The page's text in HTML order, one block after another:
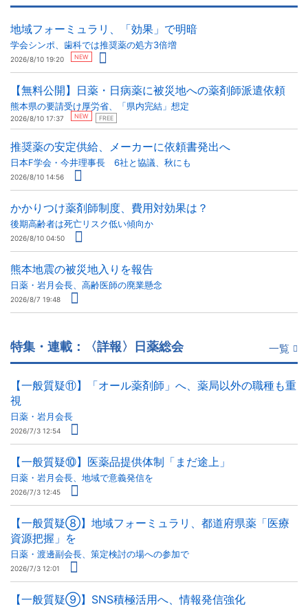
地域フォーミュラリ、「効果」で明暗
学会シンポ、歯科では推奨薬の処方3倍増
2026/8/10 19:20 NEW
【無料公開】日薬・日病薬に被災地への薬剤師派遣依頼
熊本県の要請受け厚労省、「県内完結」想定
2026/8/10 17:37 NEW FREE
推奨薬の安定供給、メーカーに依頼書発出へ
日本F学会・今井理事長 6社と協議、秋にも
2026/8/10 14:56
かかりつけ薬剤師制度、費用対効果は？
後期高齢者は死亡リスク低い傾向か
2026/8/10 04:50
熊本地震の被災地入りを報告
日薬・岩月会長、高齢医師の廃業懸念
2026/8/7 19:48
特集・連載：〈詳報〉日薬総会 一覧
【一般質疑⑪】「オール薬剤師」へ、薬局以外の職種も重
視
日薬・岩月会長
2026/7/3 12:54
【一般質疑⑩】医薬品提供体制「まだ途上」
日薬・岩月会長、地域で意義発信を
2026/7/3 12:45
【一般質疑⑧】地域フォーミュラリ、都道府県薬「医療
資源把握」を
日薬・渡邊副会長、策定検討の場への参加で
2026/7/3 12:01
【一般質疑⑨】SNS積極活用へ、情報発信強化